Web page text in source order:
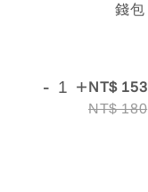
- +
錢包
NT$ 153
NT$ 180